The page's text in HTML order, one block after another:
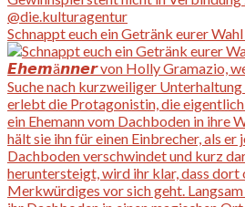
Schnappt euch ein Getränk eurer